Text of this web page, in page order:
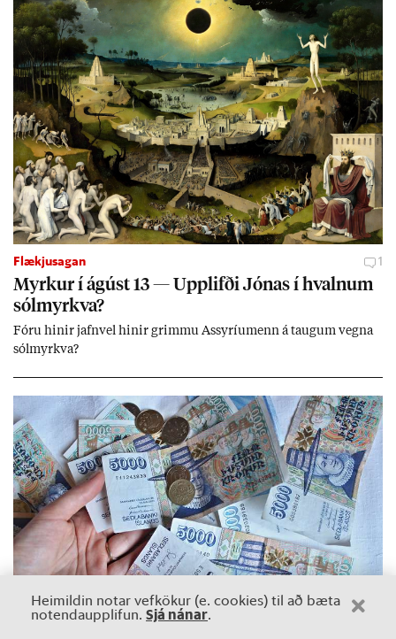
jafnt sem styrkj­um til menn­ing­ar­mála. Þá hafi katalónsk­an hlot­
ið með­byr.
Flækjusagan 1
Myrk­ur í ág­úst 13 — Upp­lifði Jón­as í hvaln­um
sól­myrkva?
Fóru hinir jafn­vel hinir grimmu Ass­yríu­menn á taug­um vegna
sól­myrkva?
Heimildin notar vefkökur (e. cookies) til að bæta
notendaupplifun. Sjá nánar.